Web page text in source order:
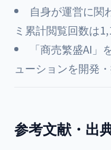
自身が運営に関
ミ累計閲覧回数は
「商売繁盛AI
ューションを開発
参考文献・出